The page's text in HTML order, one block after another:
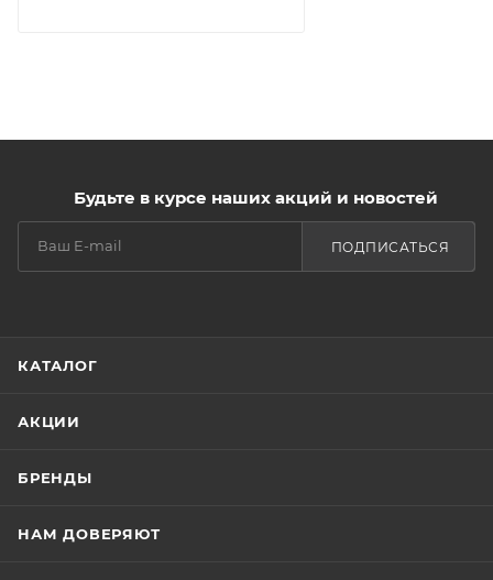
Будьте в курсе наших акций и новостей
ПОДПИСАТЬСЯ
КАТАЛОГ
АКЦИИ
БРЕНДЫ
НАМ ДОВЕРЯЮТ